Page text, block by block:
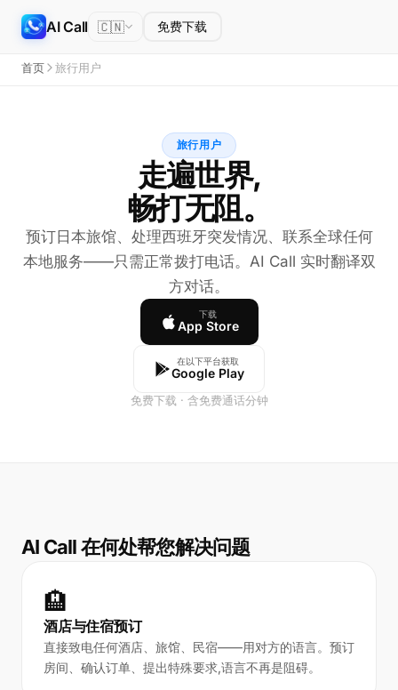
AI Call 🇨🇳 免费下载
首页 旅行用户
旅行用户
走遍世界,
畅打无阻。
预订日本旅馆、处理西班牙突发情况、联系全球任何
本地服务——只需正常拨打电话。AI Call 实时翻译双
方对话。
下载
App Store
在以下平台获取
Google Play
免费下载 · 含免费通话分钟
AI Call 在何处帮您解决问题
🏨
酒店与住宿预订
直接致电任何酒店、旅馆、民宿——用对方的语言。预订
房间、确认订单、提出特殊要求,语言不再是阻碍。